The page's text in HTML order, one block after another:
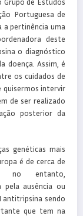
Portuguesa de
a pertinência uma
deste
o diagnóstico
doença. Assim, é
os cuidados de
quisermos intervir
de ser realizado
posterior da
genéticas mais
é de cerca de
no entanto,
pela ausência ou
antitripsina sendo
que tem na